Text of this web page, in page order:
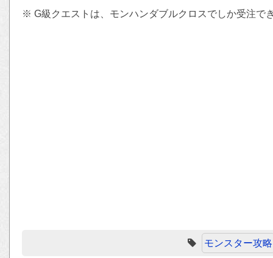
※ G級クエストは、モンハンダブルクロスでしか受注で
モンスター攻略